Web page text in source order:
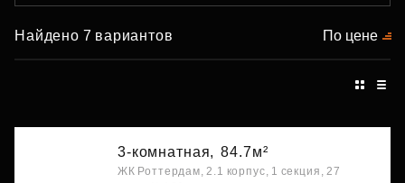
Найдено 7 вариантов По цене
3-комнатная, 84.7м²
ЖК Роттердам, 2.1 корпус, 1 секция, 27